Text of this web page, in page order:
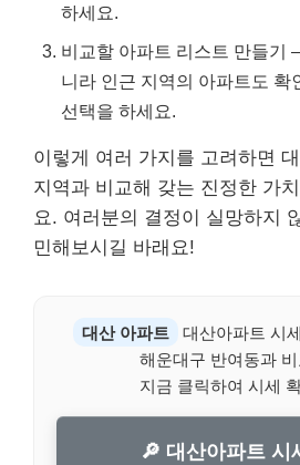
하세요.
비교할 아파트 리스트 만들기
니라 인근 지역의 아파트도 확
선택을 하세요.
이렇게 여러 가지를 고려하면
지역과 비교해 갖는 진정한 가
요. 여러분의 결정이 실망하지
민해보시길 바래요!
대산 아파트
대산아파트 시
해운대구 반여동과
지금 클릭하여 시세
🔎 대산아파트 시